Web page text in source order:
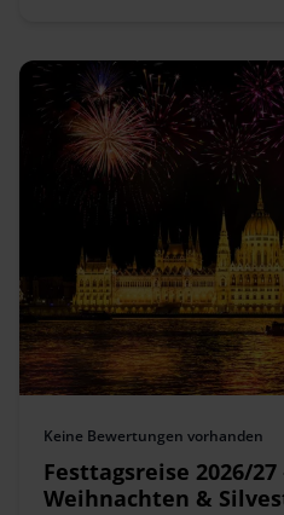
Keine Bewertungen vorhanden
Festtagsreise 2026/
Weihnachten &